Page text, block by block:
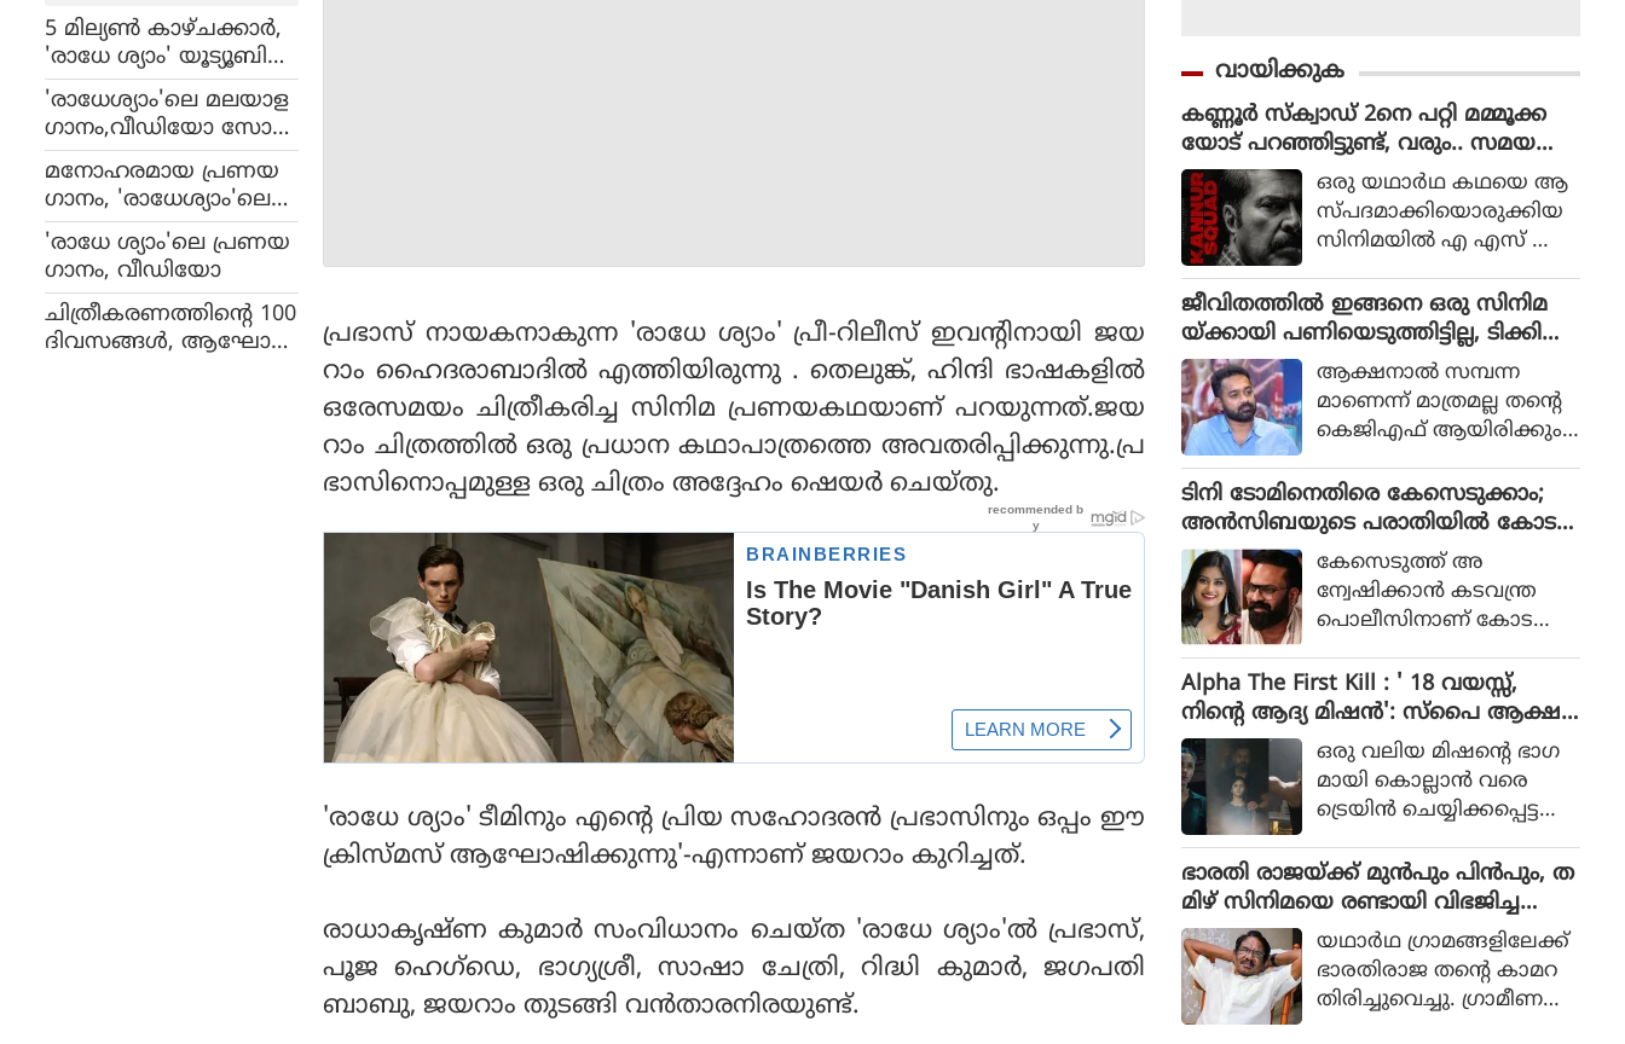
5 മില്യണ്‍ കാഴ്ചക്കാര്‍,
'രാധേ ശ്യാം' യൂട്യൂബില്‍
തരംഗമാകുന്നു
'രാധേശ്യാം'ലെ മലയാള
ഗാനം,വീഡിയോ സോങ്
കണ്ടോ ?
മനോഹരമായ പ്രണയ
ഗാനം, 'രാധേശ്യാം'ലെ
ഈ വീഡിയോ സോങ്
കണ്ടോ ?
'രാധേ ശ്യാം'ലെ പ്രണയ
ഗാനം, വീഡിയോ
ചിത്രീകരണത്തിന്റെ 100
ദിവസങ്ങള്‍, ആഘോഷ
പ്രഭാസ് നായകനാകുന്ന 'രാധേ ശ്യാം' പ്രീ-റിലീസ് ഇവന്റിനായി ജയ
റാം ഹൈദരാബാദില്‍ എത്തിയിരുന്നു . തെലുങ്ക്, ഹിന്ദി ഭാഷകളില്‍
ഒരേസമയം ചിത്രീകരിച്ച സിനിമ പ്രണയകഥയാണ് പറയുന്നത്.ജയ
റാം ചിത്രത്തില്‍ ഒരു പ്രധാന കഥാപാത്രത്തെ അവതരിപ്പിക്കുന്നു.പ്ര
ഭാസിനൊപ്പമുള്ള ഒരു ചിത്രം അദ്ദേഹം ഷെയര്‍ ചെയ്തു.
'രാധേ ശ്യാം' ടീമിനും എന്റെ പ്രിയ സഹോദരന്‍ പ്രഭാസിനും ഒപ്പം ഈ
ക്രിസ്മസ് ആഘോഷിക്കുന്നു'-എന്നാണ് ജയറാം കുറിച്ചത്.
രാധാകൃഷ്ണ കുമാര്‍ സംവിധാനം ചെയ്ത 'രാധേ ശ്യാം'ല്‍ പ്രഭാസ്,
പൂജ ഹെഗ്ഡെ, ഭാഗ്യശ്രീ, സാഷാ ചേത്രി, റിദ്ധി കുമാര്‍, ജഗപതി
ബാബു, ജയറാം തുടങ്ങി വന്‍താരനിരയുണ്ട്.
വായിക്കുക
കണ്ണൂർ സ്ക്വാഡ് 2നെ പറ്റി മമ്മൂക്ക
യോട് പറഞ്ഞിട്ടുണ്ട്, വരും.. സമയ
മെടുക്കും : റോണി ഡേവിഡ്
ഒരു യഥാര്‍ഥ കഥയെ ആ
സ്പദമാക്കിയൊരുക്കിയ
സിനിമയില്‍ എ എസ് ഐ
ഥാപാത്രമായാണ് മമ്മൂട്ടി
എത്തിയത്. ഒരു കുറ്റ
വാളിയെ പിടികൂടാനായി ഉ
ത്തരേന്ത്യന്‍ സംസ്ഥാനങ്ങ
ളിലേക്ക് യാത്ര തിരിക്കുന്ന
പോലീസ് സംഘത്തിന്റെ ക
ഥയായിരുന്നു 2023ല്‍ പുറ
ത്തിറങ്ങിയ സിനിമ പറ
ഞ്ഞത്.
ജീവിതത്തിൽ ഇങ്ങനെ ഒരു സിനിമ
യ്ക്കായി പണിയെടുത്തിട്ടില്ല, ടിക്കി
ടാക്കയെ പറ്റി ആസിഫ് അലി
ആക്ഷനാല്‍ സമ്പന്ന
മാണെന്ന് മാത്രമല്ല തന്റെ
കെജിഎഫ് ആയിരിക്കും
അലിയുടെ തുറന്നുപറയ
ലും ഒപ്പം വി എസ്
രോഹിത്- ആസിഫ് അലി
കൂട്ടുക്കെട്ടിലുള്ള വിശ്വാസ
വും സിനിമയ്ക്ക് വലിയ
ഹൈപ്പ് നല്‍കിയിട്ടുണ്ട്.
ടിനി ടോമിനെതിരെ കേസെടുക്കാം;
അൻസിബയുടെ പരാതിയിൽ കോട
തി നിർദേശം കേസെടുത്ത് അ
ന്വേഷിക്കാൻ കടവന്ത്ര
പൊലീസിനാണ് കോട
Alpha The First Kill : ' 18 വയസ്സ്,
നിന്റെ ആദ്യ മിഷന്‍': സ്‌പൈ ആക്ഷ
ന്‍ ചിത്രത്തില്‍ നായികയായി ആലിയ,
ആല്‍ഫ ടീസര്‍ പുറത്ത്
ഒരു വലിയ മിഷന്റെ ഭാഗ
മായി കൊല്ലാന്‍ വരെ
ട്രെയിന്‍ ചെയ്യിക്കപ്പെട്ട
ലിയ സിനിമയിലെത്തുന്ന
ത്.
ഭാരതി രാജയ്ക്ക് മുൻപും പിൻപും, ത
മിഴ് സിനിമയെ രണ്ടായി വിഭജിച്ച
സംവിധായകൻ, ഭാരതി രാജ വിട പറ
യുമ്പോൾ
യഥാര്‍ഥ ഗ്രാമങ്ങളിലേക്ക്
ഭാരതിരാജ തന്റെ കാമറ
തിരിച്ചുവെച്ചു. ഗ്രാമീണ